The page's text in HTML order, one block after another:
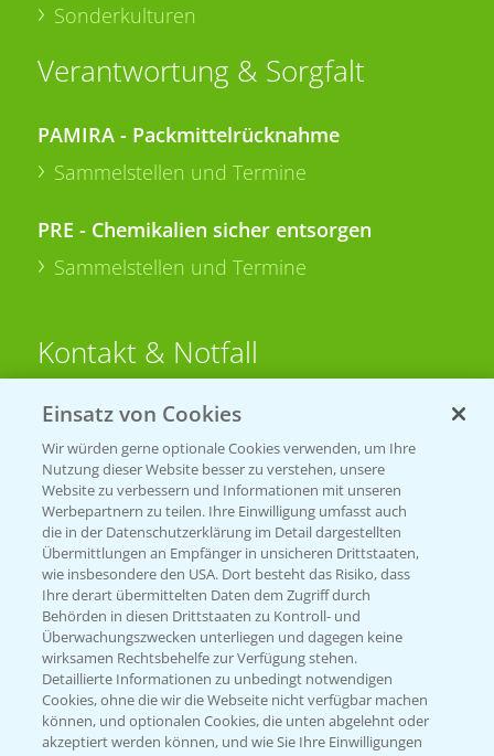
Sonderkulturen
Verantwortung & Sorgfalt
PAMIRA - Packmittelrücknahme
Sammelstellen und Termine
PRE - Chemikalien sicher entsorgen
Sammelstellen und Termine
Kontakt & Notfall
Beratung auf WhatsApp
T.+49 (0)174 346 564 1
KONTAKT
Hilfe in Notfällen
T.+49 (0)214/30-20220
Einsatz von Cookies
Wir würden gerne optionale Cookies verwenden, um Ihre
Nutzung dieser Website besser zu verstehen, unsere
Website zu verbessern und Informationen mit unseren
Werbepartnern zu teilen. Ihre Einwilligung umfasst auch
die in der Datenschutzerklärung im Detail dargestellten
Übermittlungen an Empfänger in unsicheren Drittstaaten,
wie insbesondere den USA. Dort besteht das Risiko, dass
Ihre derart übermittelten Daten dem Zugriff durch
Behörden in diesen Drittstaaten zu Kontroll- und
Überwachungszwecken unterliegen und dagegen keine
wirksamen Rechtsbehelfe zur Verfügung stehen.
Detaillierte Informationen zu unbedingt notwendigen
Cookies, ohne die wir die Webseite nicht verfügbar machen
können, und optionalen Cookies, die unten abgelehnt oder
akzeptiert werden können, und wie Sie Ihre Einwilligungen